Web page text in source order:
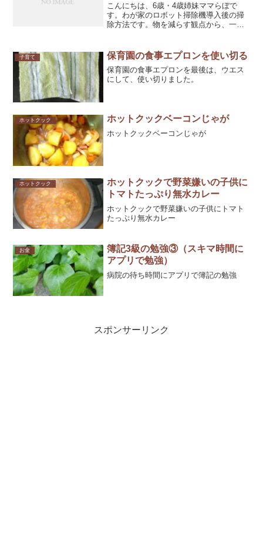
こんにちは、6歳・4歳姉妹ママらぼで
す。わが家のロボット掃除機導入後の掃
除方法です。物を減らす観点から、一時
ています。ロボット掃除機を使う時家族
がいる時は、家族が動画...
子育て 保育園の食事エプロンを使い切る
保育園の食事エプロンを最後は、ウエス
にして、使い切りました。
ホットクック ホットクックベーコンじゃが
ホットクックベーコンじゃが
ホットクック
ホットクックで野菜嫌いの子供に
トマトたっぷり無水カレー
ホットクックで野菜嫌いの子供にトマト
たっぷり無水カレー
お金
簿記3級の勉強③（スキマ時間に
アプリで勉強）
病院の待ち時間にアプリで簿記の勉強
スポンサーリンク